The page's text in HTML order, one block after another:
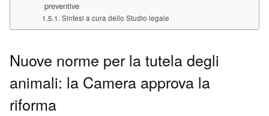
preventive
Sintesi a cura dello Studio legale
Nuove norme per la tutela degli
animali: la Camera approva la
riforma